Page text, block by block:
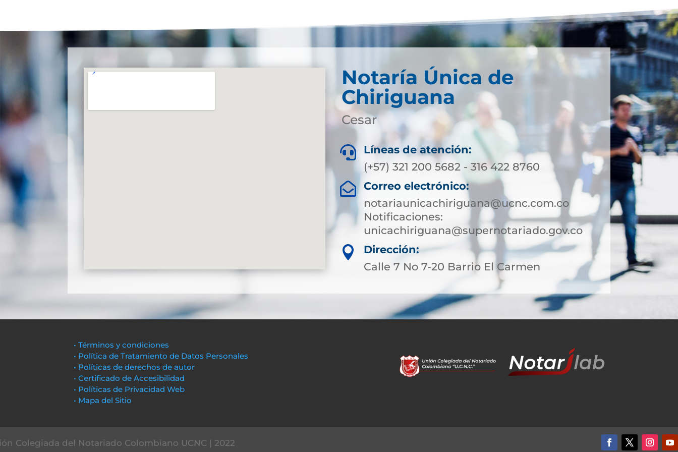
Notaría Única de
Chiriguana
Cesar

Líneas de atención:
(+57) 321 200 5682 - 316 422 8760

Correo electrónico:
notariaunicachiriguana@ucnc.com.co
Notificaciones:
unicachiriguana@supernotariado.gov.co

Dirección:
Calle 7 No 7-20 Barrio El Carmen
• Términos y condiciones
• Política de Tratamiento de Datos Personales
• Políticas de derechos de autor
• Certificado de Accesibilidad
• Políticas de Privacidad Web
• Mapa del Sitio
Colegiada del Notariado Colombiano UCNC | 2022